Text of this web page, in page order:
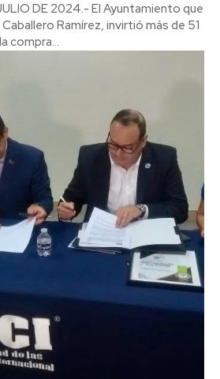
DE 2024.- El Ayuntamiento que
Ramírez, invirtió más de 51
compra...